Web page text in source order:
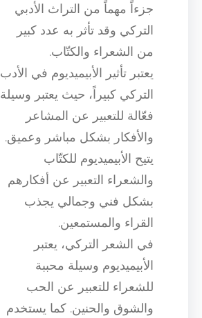
جزءاً مهماً من التراث الأدبي
التركي وقد تأثر به عدد كبير
من الشعراء والكتّاب.
يعتبر تأثير الأبيميديوم في الأدب
التركي كبيراً، حيث يعتبر وسيلة
فعّالة للتعبير عن المشاعر
والأفكار بشكل مباشر وعميق.
يتيح الأبيميديوم للكتّاب
والشعراء التعبير عن أفكارهم
بشكل فني وجمالي يجذب
القراء والمستمعين.
في الشعر التركي، يعتبر
الأبيميديوم وسيلة محببة
للشعراء للتعبير عن الحب
والشوق والحنين. كما يستخدم